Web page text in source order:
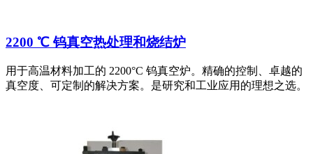
2200 ℃ 钨真空热处理和烧结炉
用于高温材料加工的 2200°C 钨真空炉。精确的控制、卓越的
真空度、可定制的解决方案。是研究和工业应用的理想之选。